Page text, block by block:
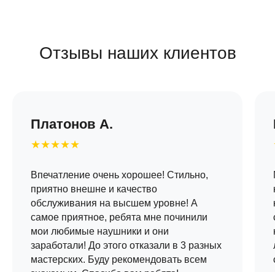
Отзывы наших клиентов
Платонов А.
★★★★★
Впечатление очень хорошее! Стильно,
приятно внешне и качество
обслуживания на высшем уровне! А
самое приятное, ребята мне починили
мои любимые наушники и они
заработали! До этого отказали в 3 разных
мастерских. Буду рекомендовать всем